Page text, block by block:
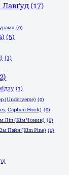
Лавґуд (17)
(0)
(5)
(1)
(1)
(Underverse) (0)
Captain Hook) (0)
Ліп (Кім Чонин) (0)
Пайн (Kim Pine) (0)